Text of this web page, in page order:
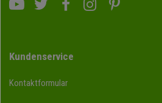
Kundenservice
Kontaktformular